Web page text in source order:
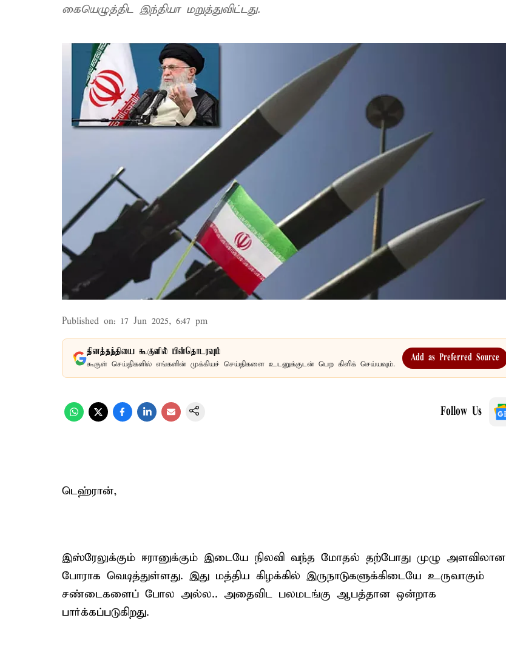
கையெழுத்திட இந்தியா மறுத்துவிட்டது.
Published on: 17 Jun 2025, 6:47 pm
தினத்தந்தியை கூகுளில் பின்தொடரவும்
கூகுள் செய்திகளில் எங்களின் முக்கியச் செய்திகளை உடனுக்குடன் பெற கிளிக் செய்யவும்.
Add as Preferred Source
Follow Us
டெஹ்ரான்,
இஸ்ரேலுக்கும் ஈரானுக்கும் இடையே நிலவி வந்த மோதல் தற்போது முழு அளவிலான
போராக வெடித்துள்ளது. இது மத்திய கிழக்கில் இருநாடுகளுக்கிடையே உருவாகும்
சண்டைகளைப் போல அல்ல.. அதைவிட பலமடங்கு ஆபத்தான ஒன்றாக
பார்க்கப்படுகிறது.